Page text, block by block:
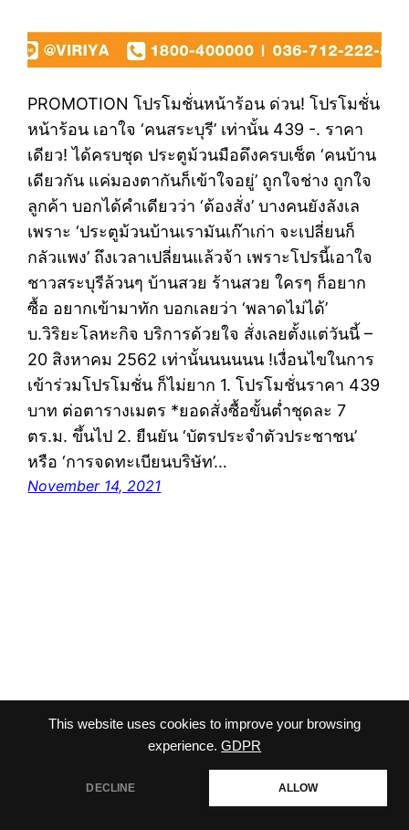
This website uses cookies to improve your browsing
experience. GDPR
DECLINE ALLOW
PROMOTION โปรโมชั่นหน้าร้อน ด่วน! โปรโมชั่น
หน้าร้อน เอาใจ ‘คนสระบุรี’ เท่านั้น 439 -. ราคา
เดียว! ได้ครบชุด ประตูม้วนมือดึงครบเซ็ต ‘คนบ้าน
เดียวกัน แค่มองตากันก็เข้าใจอยู่’ ถูกใจช่าง ถูกใจ
ลูกค้า บอกได้คำเดียวว่า ‘ต้องสั่ง’ บางคนยังลังเล
เพราะ ‘ประตูม้วนบ้านเรามันเก๊าเก่า จะเปลี่ยนก็
กลัวแพง’ ถึงเวลาเปลี่ยนแล้วจ้า เพราะโปรนี้เอาใจ
ชาวสระบุรีล้วนๆ บ้านสวย ร้านสวย ใครๆ ก็อยาก
ซื้อ อยากเข้ามาทัก บอกเลยว่า ‘พลาดไม่ได้’
บ.วิริยะโลหะกิจ บริการด้วยใจ สั่งเลยตั้งแต่วันนี้ –
20 สิงหาคม 2562 เท่านั้นนนนนน !เงื่อนไขในการ
เข้าร่วมโปรโมชั่น ก็ไม่ยาก 1. โปรโมชั่นราคา 439
บาท ต่อตารางเมตร *ยอดสั่งซื้อขั้นต่ำชุดละ 7
ตร.ม. ขึ้นไป 2. ยืนยัน ‘บัตรประจำตัวประชาชน’
หรือ ‘การจดทะเบียนบริษัท’…
November 14, 2021
Proudly powered by
สอบถามเพิ่มเติม